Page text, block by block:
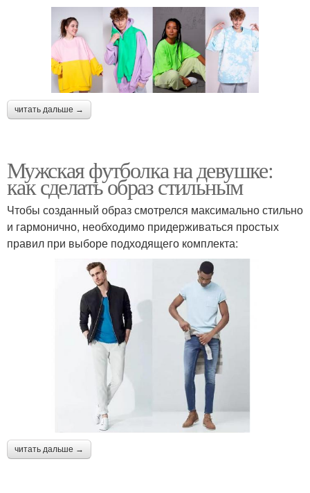
читать дальше →
Мужская футболка на девушке:
как сделать образ стильным
Чтобы созданный образ смотрелся максимально стильно
и гармонично, необходимо придерживаться простых
правил при выборе подходящего комплекта:
читать дальше →